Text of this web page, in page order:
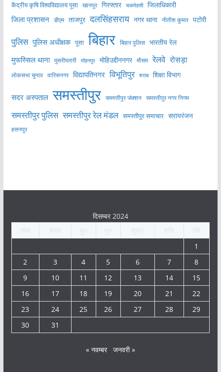
केंद्रीय कृषि विश्वविद्यालय पूसा खानपुर गिरफ्तार चकमेहसी जिलाधिकारी
जिला प्रशासन डीएम ताजपुर दलसिंहसराय नगर थाना नीतीश कुमार पटोरी
पुलिस पुलिस अधीक्षक पूसा बिहार बिहार पुलिस भारतीय रेल
मुफस्सिल थाना मुसरीघरारी मोहनपुर मोहिउद्दीननगर मौसम रेलवे रोसड़ा
लोकसभा चुनाव वारिसनगर विद्यापतिनगर विभूतिपुर शराब शिक्षा विभाग
सदर अस्पताल समस्तीपुर समस्तीपुर जंक्शन समस्तीपुर नगर निगम
समस्तीपुर पुलिस समस्तीपुर रेल मंडल समस्तीपुर समाचार सरायरंजन
हसनपुर
दिसम्बर 2024
1
2
3 4 5 6 7
8
9
10 11 12 13 14
15
16
17 18 19 20 21
22
23
24 25 26 27 28
29
30
31
« नवम्बर जनवरी »